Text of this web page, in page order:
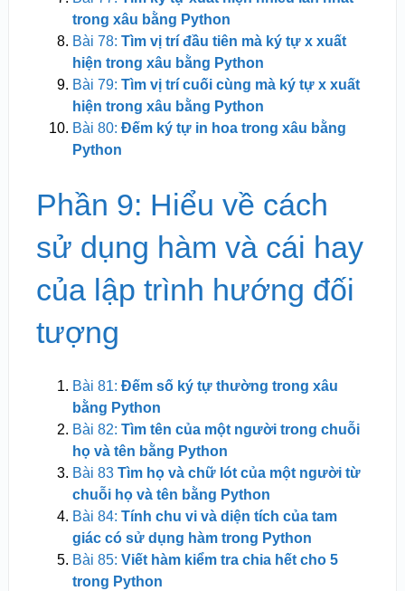
trong xâu bằng Python
Bài 78: Tìm vị trí đầu tiên mà ký tự x xuất
hiện trong xâu bằng Python
Bài 79: Tìm vị trí cuối cùng mà ký tự x xuất
hiện trong xâu bằng Python
Bài 80: Đếm ký tự in hoa trong xâu bằng
Python
Phần 9: Hiểu về cách
sử dụng hàm và cái hay
của lập trình hướng đối
tượng
Bài 81: Đếm số ký tự thường trong xâu
bằng Python
Bài 82: Tìm tên của một người trong chuỗi
họ và tên bằng Python
Bài 83 Tìm họ và chữ lót của một người từ
chuỗi họ và tên bằng Python
Bài 84: Tính chu vi và diện tích của tam
giác có sử dụng hàm trong Python
Bài 85: Viết hàm kiểm tra chia hết cho 5
trong Python